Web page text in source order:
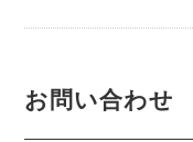
お問い合わせ